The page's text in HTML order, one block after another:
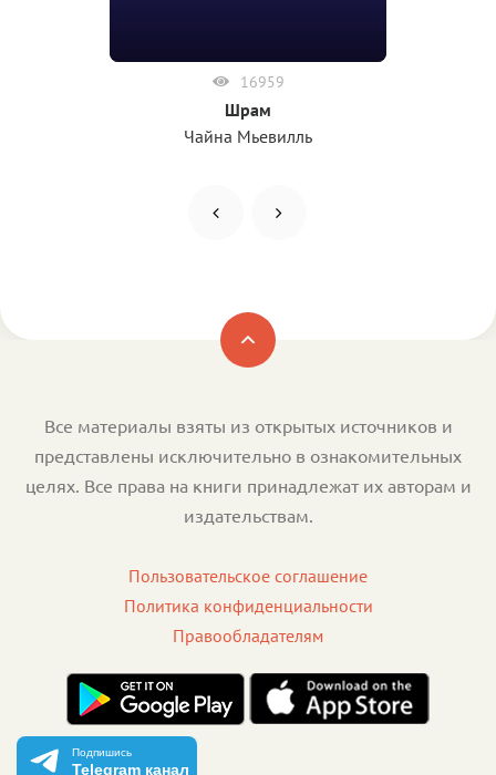
16959
Шрам
Чайна Мьевилль
Все материалы взяты из открытых источников и
представлены исключительно в ознакомительных
целях. Все права на книги принадлежат их авторам и
издательствам.
Пользовательское соглашение
Политика конфиденциальности
Правообладателям
Подпишись
Telegram канал